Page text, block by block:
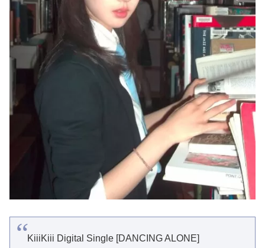
KiiiKiii Digital Single [DANCING ALONE]